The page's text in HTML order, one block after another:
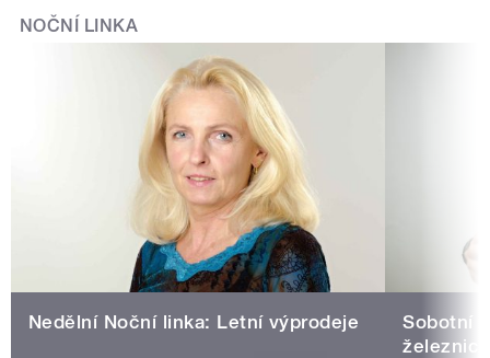
NOČNÍ LINKA
Nedělní Noční linka: Letní výprodeje
Sobotní
železnicí